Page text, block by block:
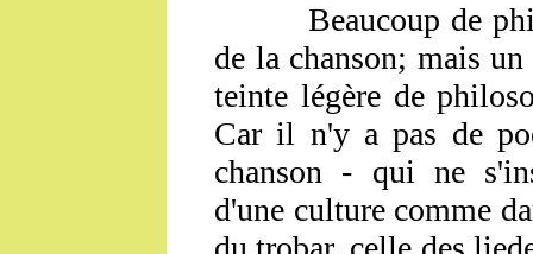
Beaucoup de
de la chanson; mais
teinte légère de
Car il n'y a pas de
chanson - qui ne
d'une culture comme